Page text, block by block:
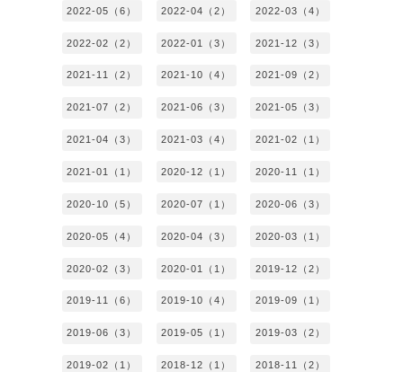
2022-05（6） 2022-04（2） 2022-03（4）
2022-02（2） 2022-01（3） 2021-12（3）
2021-11（2） 2021-10（4） 2021-09（2）
2021-07（2） 2021-06（3） 2021-05（3）
2021-04（3） 2021-03（4） 2021-02（1）
2021-01（1） 2020-12（1） 2020-11（1）
2020-10（5） 2020-07（1） 2020-06（3）
2020-05（4） 2020-04（3） 2020-03（1）
2020-02（3） 2020-01（1） 2019-12（2）
2019-11（6） 2019-10（4） 2019-09（1）
2019-06（3） 2019-05（1） 2019-03（2）
2019-02（1） 2018-12（1） 2018-11（2）